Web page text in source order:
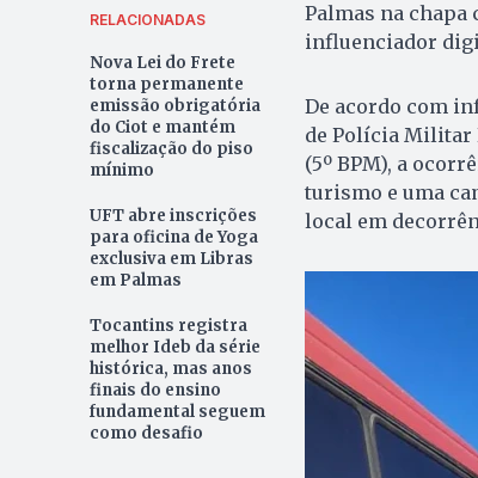
RELACIONADAS
Nova Lei do Frete
torna permanente
emissão obrigatória
do Ciot e mantém
fiscalização do piso
mínimo
UFT abre inscrições
para oficina de Yoga
exclusiva em Libras
em Palmas
Tocantins registra
melhor Ideb da série
histórica, mas anos
finais do ensino
fundamental seguem
como desafio
Palmas na chapa
influenciador
De acordo com
de Polícia Militar
(5º BPM), a
turismo e uma
local em